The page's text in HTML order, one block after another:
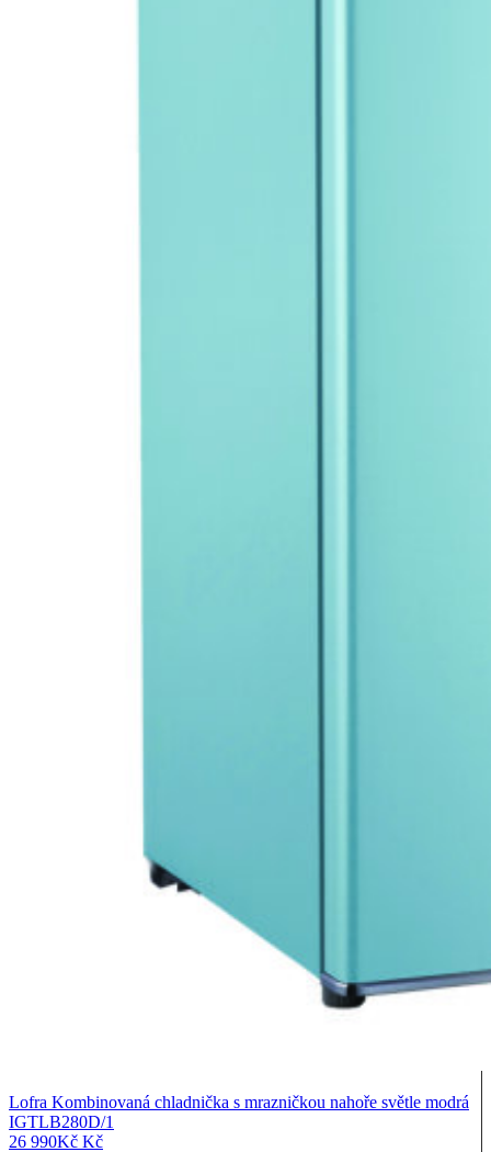
Lofra Kombinovaná chladnička s mrazničkou nahoře světle modrá
IGTLB280D/1
26 990Kč Kč